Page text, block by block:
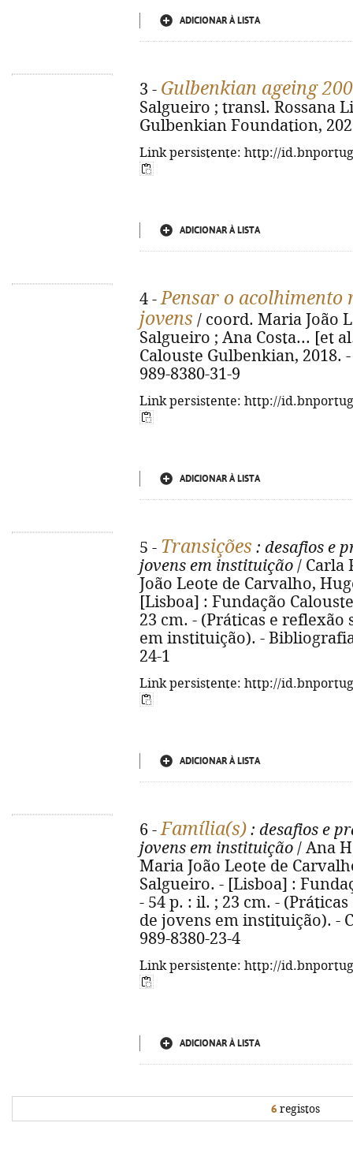
ADICIONAR À LISTA
3 - Gulbenkian ageing
Salgueiro ; transl. Rossana
Gulbenkian Foundation,
Link persistente: http://
ADICIONAR À LISTA
4 -Pensar o acolhimento
jovens / coord. Maria João
Salgueiro ; Ana Costa... [et
Calouste Gulbenkian, 2018.
989-8380-31-9
Link persistente: http://
ADICIONAR À LISTA
5 - Transições : desafios e
jovens em instituição / Carla
João Leote de Carvalho,
[Lisboa] : Fundação
23 cm. - (Práticas e
em instituição). -
24-1
Link persistente: http://
ADICIONAR À LISTA
6 -Família(s) : desafios e
jovens em instituição / Ana
Maria João Leote de
Salgueiro. - [Lisboa] :
- 54 p. : il. ; 23 cm. -
de jovens em instituição). -
989-8380-23-4
Link persistente: http://
ADICIONAR À LISTA
6 registos